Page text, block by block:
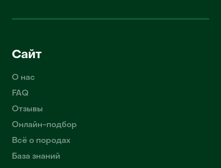
Сайт
О нас
FAQ
Отзывы
Онлайн-подбор
Всё о породах
База знаний